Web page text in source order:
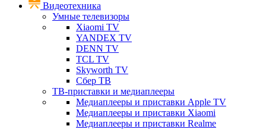
Видеотехника
Умные телевизоры
Xiaomi TV
YANDEX TV
DENN TV
TCL TV
Skyworth TV
Сбер ТВ
ТВ-приставки и медиаплееры
Медиаплееры и приставки Apple TV
Медиаплееры и приставки Xiaomi
Медиаплееры и приставки Realme